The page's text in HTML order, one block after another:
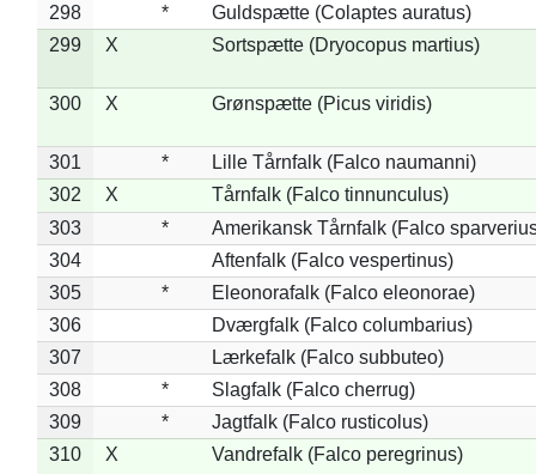
298 *
Guldspætte (Colaptes auratus)
299
X Sortspætte (Dryocopus martius)
300 X Grønspætte (Picus viridis)
301 *
Lille Tårnfalk (Falco naumanni)
302
X
Tårnfalk (Falco tinnunculus)
303
*
Amerikansk Tårnfalk (Falco
304
Aftenfalk (Falco vespertinus)
305
*
Eleonorafalk (Falco eleonorae)
306
Dværgfalk (Falco columbarius)
307
Lærkefalk (Falco subbuteo)
308
*
Slagfalk (Falco cherrug)
309
*
Jagtfalk (Falco rusticolus)
310
X Vandrefalk (Falco peregrinus)